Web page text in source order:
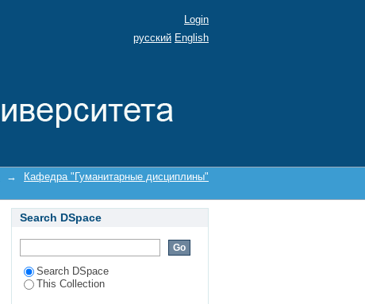
Login
русский English
→
Кафедра "Гуманитарные дисциплины"
Search DSpace
Search DSpace
This Collection